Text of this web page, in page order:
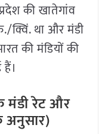
की खातेगांव
क्विं. था और मंडी
की मंडियों की
मंडी रेट और